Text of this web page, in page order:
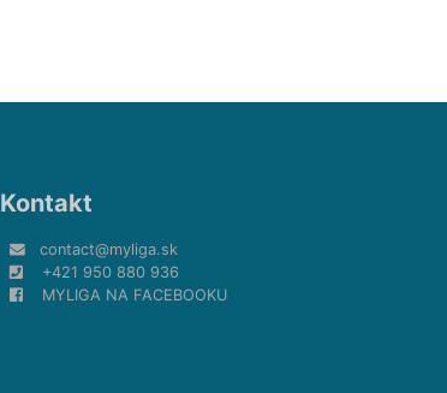
Kontakt
contact@myliga.sk
+421 950 880 936
MYLIGA NA FACEBOOKU